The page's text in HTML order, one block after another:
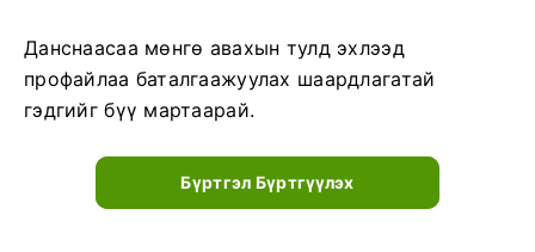
Данснаасаа мөнгө авахын тулд эхлээд
профайлаа баталгаажуулах шаардлагатай
гэдгийг бүү мартаарай.
Бүртгэл Бүртгүүлэх